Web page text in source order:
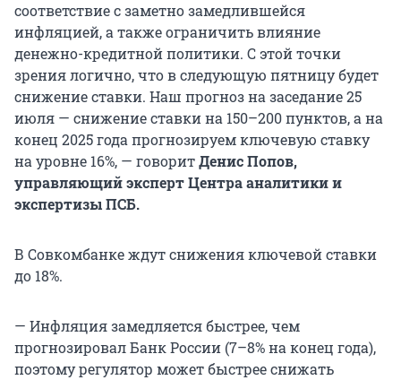
соответствие с заметно замедлившейся
инфляцией, а также ограничить влияние
денежно-кредитной политики. С этой точки
зрения логично, что в следующую пятницу будет
снижение ставки. Наш прогноз на заседание 25
июля — снижение ставки на 150–200 пунктов, а на
конец 2025 года прогнозируем ключевую ставку
на уровне 16%, — говоритДенис Попов,
управляющий эксперт Центра аналитики и
экспертизы ПСБ.
В Совкомбанке ждут снижения ключевой ставки
до 18%.
— Инфляция замедляется быстрее, чем
прогнозировал Банк России (7–8% на конец года),
поэтому регулятор может быстрее снижать